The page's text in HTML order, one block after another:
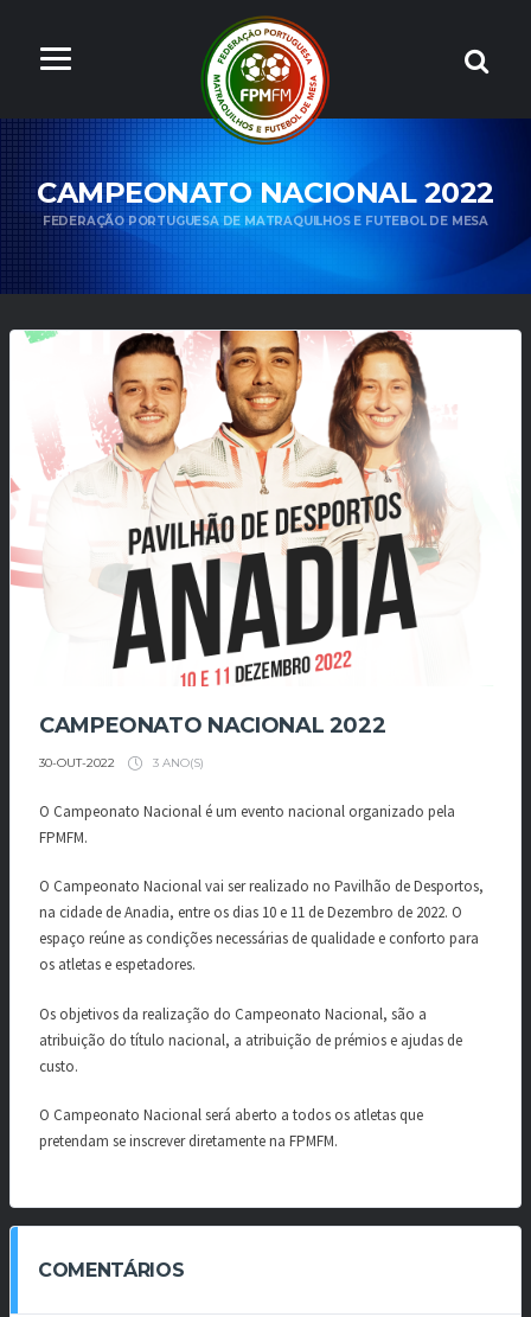
CAMPEONATO NACIONAL 2022
FEDERAÇÃO PORTUGUESA DE MATRAQUILHOS E FUTEBOL DE MESA
CAMPEONATO NACIONAL 2022
30-OUT-2022 3 ANO(S)
O Campeonato Nacional é um evento nacional organizado pela
FPMFM.
O Campeonato Nacional vai ser realizado no Pavilhão de Desportos,
na cidade de Anadia, entre os dias 10 e 11 de Dezembro de 2022. O
espaço reúne as condições necessárias de qualidade e conforto para
os atletas e espetadores.
Os objetivos da realização do Campeonato Nacional, são a
atribuição do título nacional, a atribuição de prémios e ajudas de
custo.
O Campeonato Nacional será aberto a todos os atletas que
pretendam se inscrever diretamente na FPMFM.
COMENTÁRIOS